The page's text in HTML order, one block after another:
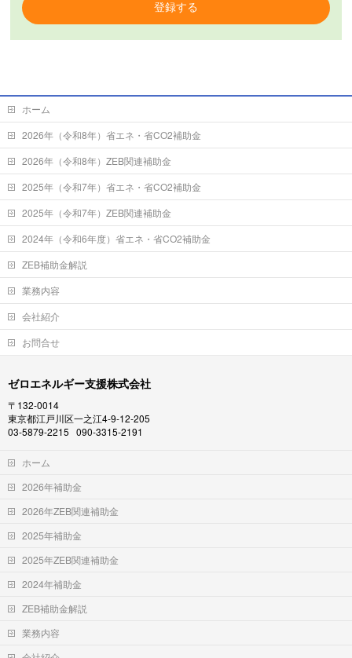
登録する
ホーム
2026年（令和8年）省エネ・省CO2補助金
2026年（令和8年）ZEB関連補助金
2025年（令和7年）省エネ・省CO2補助金
2025年（令和7年）ZEB関連補助金
2024年（令和6年度）省エネ・省CO2補助金
ZEB補助金解説
業務内容
会社紹介
お問合せ
ゼロエネルギー支援株式会社
〒132-0014
東京都江戸川区一之江4-9-12-205
03-5879-2215 090-3315-2191
ホーム
2026年補助金
2026年ZEB関連補助金
2025年補助金
2025年ZEB関連補助金
2024年補助金
ZEB補助金解説
業務内容